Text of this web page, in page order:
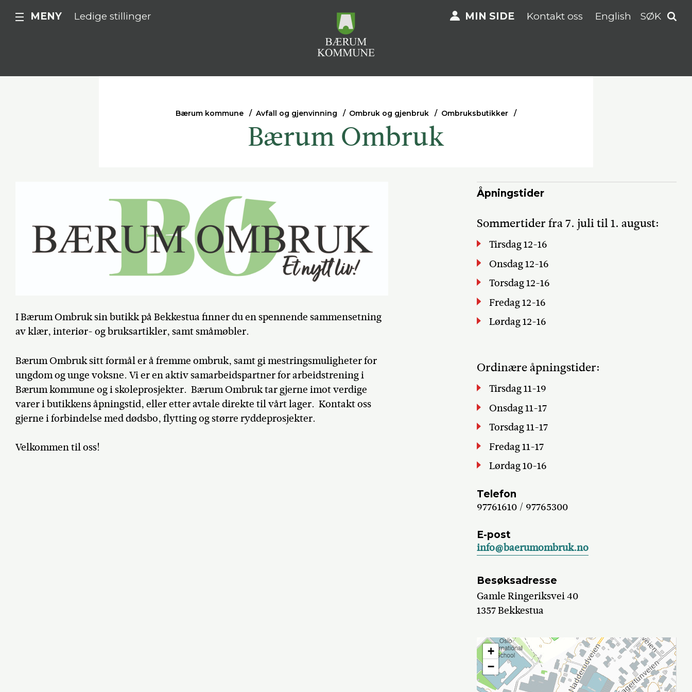
MENY Ledige stillinger MIN SIDE Kontakt oss English SØK
Bærum kommune Avfall og gjenvinning Ombruk og gjenbruk Ombruksbutikker
Bærum Ombruk
I Bærum Ombruk sin butikk på Bekkestua finner du en spennende sammensetning
av klær, interiør- og bruksartikler, samt småmøbler.
Bærum Ombruk sitt formål er å fremme ombruk, samt gi mestringsmuligheter for
ungdom og unge voksne. Vi er en aktiv samarbeidspartner for arbeidstrening i
Bærum kommune og i skoleprosjekter. Bærum Ombruk tar gjerne imot verdige
varer i butikkens åpningstid, eller etter avtale direkte til vårt lager. Kontakt oss
gjerne i forbindelse med dødsbo, flytting og større ryddeprosjekter.
Velkommen til oss!
Åpningstider
Sommertider fra 7. juli til 1. august:
Tirsdag 12-16
Onsdag 12-16
Torsdag 12-16
Fredag 12-16
Lørdag 12-16
Ordinære åpningstider:
Tirsdag 11-19
Onsdag 11-17
Torsdag 11-17
Fredag 11-17
Lørdag 10-16
Telefon
97761610 / 97765300
E-post
info@baerumombruk.no
Besøksadresse
Gamle Ringeriksvei 40
1357 Bekkestua
+
−